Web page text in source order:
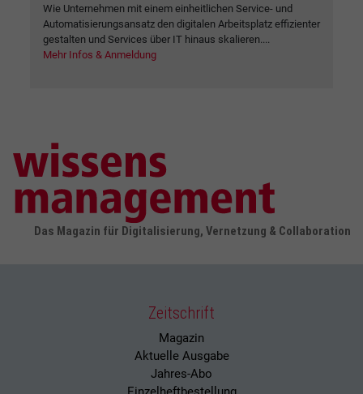
Wie Unternehmen mit einem einheitlichen Service- und
Automatisierungsansatz den digitalen Arbeitsplatz effizienter
gestalten und Services über IT hinaus skalieren....
Mehr Infos & Anmeldung
Das Magazin für Digitalisierung, Vernetzung & Collaboration
Zeitschrift
Magazin
Aktuelle Ausgabe
Jahres-Abo